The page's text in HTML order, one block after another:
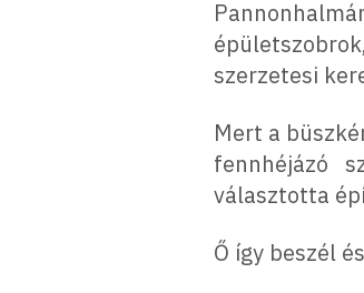
szerzetesi
Mert a
fennhéjázó
választotta
Ő így beszél